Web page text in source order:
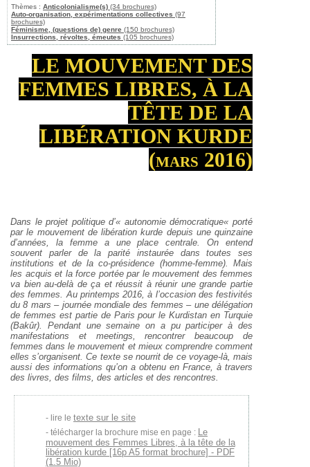
Thèmes : Anticolonialisme(s) (34 brochures)
Auto-organisation, expérimentations collectives (97
brochures)
Féminisme, (questions de) genre (150 brochures)
Insurrections, révoltes, émeutes (105 brochures)
LE MOUVEMENT DES
FEMMES LIBRES, À LA
TÊTE DE LA
LIBÉRATION KURDE
(mars 2016)
Dans le projet politique d’« autonomie démocratique« porté
par le mouvement de libération kurde depuis une quinzaine
d’années, la femme a une place centrale. On entend
souvent parler de la parité instaurée dans toutes ses
institutions et de la co-présidence (homme-femme). Mais
les acquis et la force portée par le mouvement des femmes
va bien au-delà de ça et réussit à réunir une grande partie
des femmes. Au printemps 2016, à l’occasion des festivités
du 8 mars – journée mondiale des femmes – une délégation
de femmes est partie de Paris pour le Kurdistan en Turquie
(Bakûr). Pendant une semaine on a pu participer à des
manifestations et meetings, rencontrer beaucoup de
femmes dans le mouvement et mieux comprendre comment
elles s’organisent. Ce texte se nourrit de ce voyage-là, mais
aussi des informations qu’on a obtenu en France, à travers
des livres, des films, des articles et des rencontres.
lire le texte sur le site
télécharger la brochure mise en page : Le
mouvement des Femmes Libres, à la tête de la
libération kurde [16p A5 format brochure] - PDF
(1.5 Mio)